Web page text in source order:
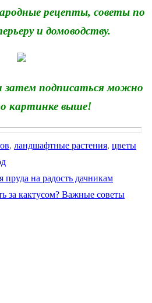
рецепты, советы по
и домоводству.
затем подписаться можно
картинке выше!
, ландшафтные растения, цветы
пруда на радость дачникам
за кактусом? Важные советы